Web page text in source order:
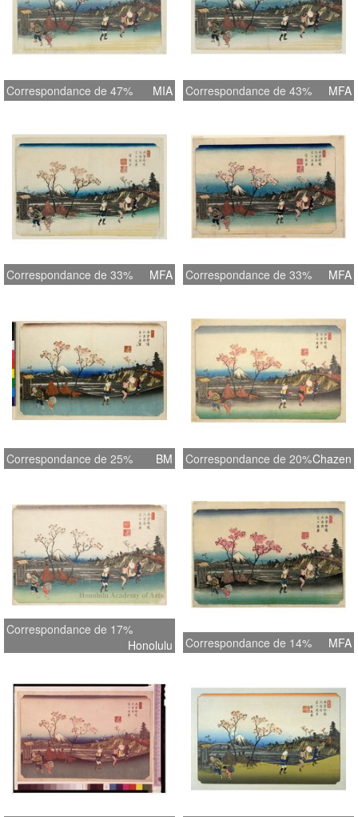
Correspondance de 47% MIA Correspondance de 43% MFA
Correspondance de 33% MFA Correspondance de 33% MFA
Correspondance de 25% BM Correspondance de 20%Chazen
Correspondance de 17%
Honolulu
Correspondance de 14% MFA